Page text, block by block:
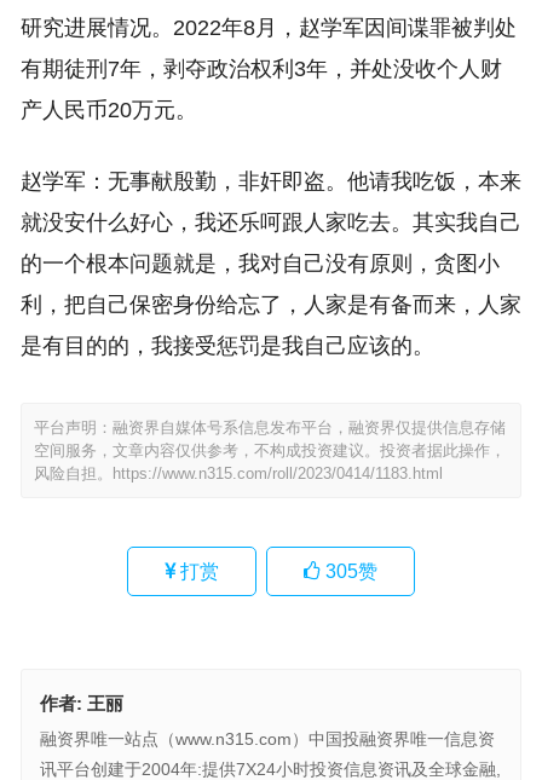
研究进展情况。2022年8月，赵学军因间谍罪被判处
有期徒刑7年，剥夺政治权利3年，并处没收个人财
产人民币20万元。
赵学军：无事献殷勤，非奸即盗。他请我吃饭，本来
就没安什么好心，我还乐呵跟人家吃去。其实我自己
的一个根本问题就是，我对自己没有原则，贪图小
利，把自己保密身份给忘了，人家是有备而来，人家
是有目的的，我接受惩罚是我自己应该的。
平台声明：融资界自媒体号系信息发布平台，融资界仅提供信息存储
空间服务，文章内容仅供参考，不构成投资建议。投资者据此操作，
风险自担。
https://www.n315.com/roll/2023/0414/1183.html
打赏 305赞
作者: 王丽
融资界唯一站点（www.n315.com）中国投融资界唯一信息资
讯平台创建于2004年:提供7X24小时投资信息资讯及全球金融,